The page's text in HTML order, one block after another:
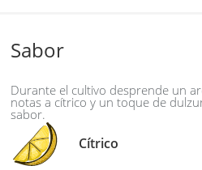
Sabor
Durante el cultivo desprende un
notas a cítrico y un toque de
sabor.
Cítrico